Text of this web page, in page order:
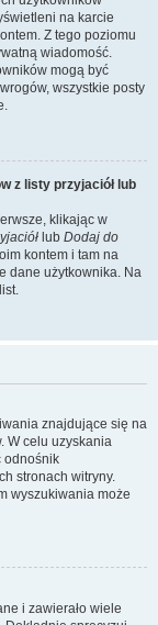
na karcie
Z tego poziomu
wiadomość.
mogą być
wszystkie posty
z listy przyjaciół lub
klikając w
lub Dodaj do
kontem i tam na
dane użytkownika. Na
znajdujące się na
W celu uzyskania
odnośnik
stronach witryny.
wyszukiwania może
i zawierało wiele